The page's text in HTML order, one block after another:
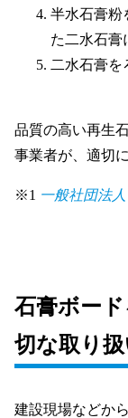
半水石膏粉
た二水石膏
二水石膏を
品質の高い再生
事業者が、適切
※1 一般社団法
石膏ボー
切な取り
建設現場などか